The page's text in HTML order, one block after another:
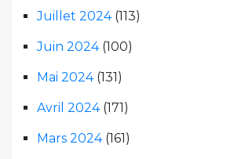
Juillet 2024(113)
Juin 2024(100)
Mai 2024(131)
Avril 2024(171)
Mars 2024(161)